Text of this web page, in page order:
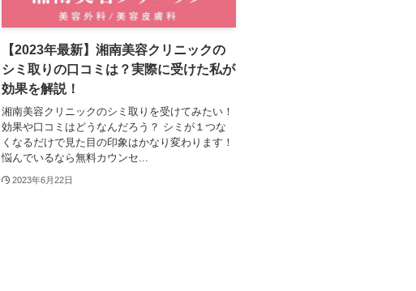
【2023年最新】湘南美容クリニックの
シミ取りの口コミは？実際に受けた私が
効果を解説！
湘南美容クリニックのシミ取りを受けてみたい！
効果や口コミはどうなんだろう？ シミが１つな
くなるだけで見た目の印象はかなり変わります！
悩んでいるなら無料カウンセ...
2023年6月22日